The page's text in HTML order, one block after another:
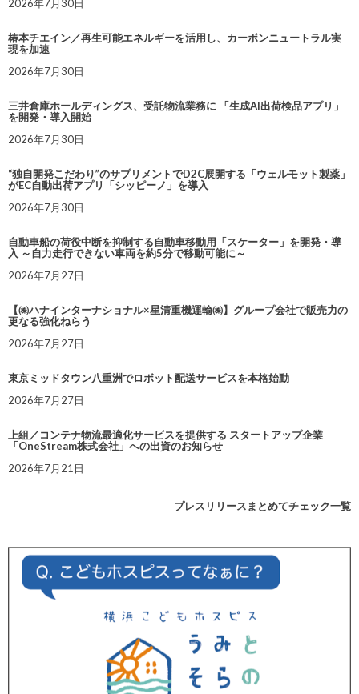
2026年7月30日
椿本チエイン／再生可能エネルギーを活用し、カーボンニュートラル実
現を加速
2026年7月30日
三井倉庫ホールディングス、受託物流業務に 「生成AI出荷検品アプリ」
を開発・導入開始
2026年7月30日
“独自開発こだわり”のサプリメントでD2C展開する「ウェルモット製薬」
がEC自動出荷アプリ「シッピーノ」を導入
2026年7月30日
自動車船の荷役中断を抑制する自動車移動用「スケーター」を開発・導
入 ～自力走行できない車両を約5分で移動可能に～
2026年7月27日
【㈱ハナインターナショナル×星清重機運輸㈱】グループ会社で販売力の
更なる強化ねらう
2026年7月27日
東京ミッドタウン八重洲でロボット配送サービスを本格始動
2026年7月27日
上組／コンテナ物流最適化サービスを提供する スタートアップ企業
「OneStream株式会社」への出資のお知らせ
2026年7月21日
プレスリリースまとめてチェック一覧